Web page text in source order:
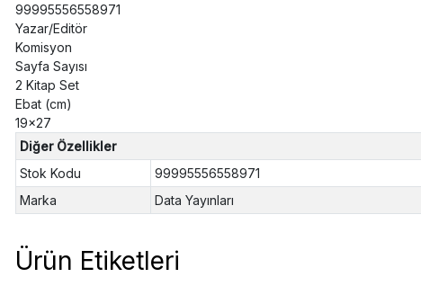
99995556558971
Yazar/Editör
Komisyon
Sayfa Sayısı
2 Kitap Set
Ebat (cm)
19x27
Diğer Özellikler
Stok Kodu
99995556558971
Marka
Data Yayınları
Ürün Etiketleri